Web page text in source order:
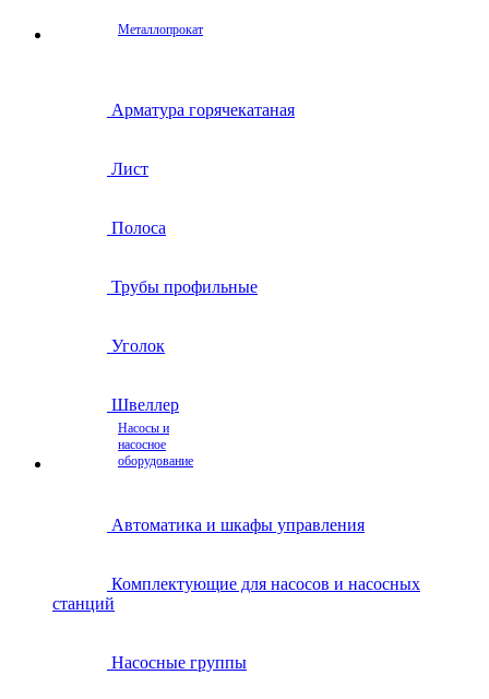
Металлопрокат
Арматура горячекатаная
Лист
Полоса
Трубы профильные
Уголок
Швеллер
Насосы и
насосное
оборудование
Автоматика и шкафы управления
Комплектующие для насосов и насосных
станций
Насосные группы